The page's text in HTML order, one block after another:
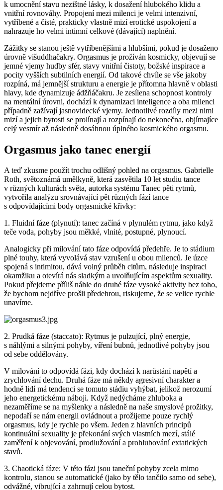
k umocnění stavu nezištné lásky, k dosažení hlubokého klidu a
vnitřní rovnováhy. Propojení mezi milenci je velmi intenzivní,
vytříbené a čisté, prakticky vlastně mizí erotické uspokojení a
nahrazuje ho velmi intimní celkové (dávající) naplnění.
Zážitky se stanou ještě vytříbenějšími a hlubšími, pokud je dosaženo
úrovně višuddhačakry. Orgasmus je prožíván kosmicky, objevují se
jemné vjemy hudby sfér, stavy vnitřní čistoty, božské inspirace a
pocity vyšších subtilních energií. Od takové chvíle se vše jakoby
rozpíná, má jemnější strukturu a energie je přítomna hlavně v oblasti
hlavy, kde dynamizuje ádžňáčakru. Je zesílena schopnost kontroly
na mentální úrovni, dochází k dynamizaci inteligence a oba milenci
případně zažívají jasnovidecké vjemy. Jednotlivé rozdíly mezi nimi
mizí a jejich bytosti se prolínají a rozpínají do nekonečna, objímajíce
celý vesmír až následně dosáhnou úplného kosmického orgasmu.
Orgasmus jako tanec energií
A teď zkusme použít trochu odlišný pohled na orgasmus. Gabrielle
Roth, světoznámá umělkyně, která zasvětila 10 let studiu tance
v různých kulturách světa, autorka systému Tanec pěti rytmů,
vytvořila analýzu srovnávající pět různých fází tance
s odpovídajícími body orgasmické křivky:
1. Fluidní fáze (plynutí): tanec začíná v plynulém rytmu, jako když
teče voda, pohyby jsou měkké, vlnité, postupné, plynoucí.
Analogicky při milování tato fáze odpovídá předehře. Je to stádium
plné touhy, která vyvolává stav vzrušení u obou milenců. Je úzce
spojená s intimitou, dává volný průběh citům, následuje inspiraci
okamžiku a otevírá nás sladkým a uvolňujícím aspektům sexuality.
Pokud přejdeme příliš náhle do druhé fáze vysoké aktivity bez toho,
že bychom nejdříve prošli předehrou, riskujeme, že se velice rychle
unavíme.
2. Prudká fáze (staccato): Rytmus je pulzující, plný energie,
s náhlými a silnými pohyby, víření bubnů, jednotlivé pohyby jsou
od sebe oddělovány.
V milování to odpovídá fázi, kdy dochází k narůstání napětí a
zrychlování dechu. Druhá fáze má někdy agresivní charakter a
hodně lidí má tendenci se tomuto stádiu vyhýbat, jelikož nerozumí
jeho energetickému náboji. Když nedýcháme zhluboka a
nezaměříme se na myšlenky a následně na naše smyslové prožitky,
nepodaří se nám energii ovládnout a prožijeme pouze rychlý
orgasmus, kdy je rychle po všem. Jeden z hlavních principů
kontinuální sexuality je překonání svých vlastních mezí, stálé
zaměření k objevování, prodlužování a prohlubování extatických
stavů.
3. Chaotická fáze: V této fázi jsou taneční pohyby zcela mimo
kontrolu, stanou se automatické (jako by tělo tančilo samo od sebe),
odvážné, vibrující a zahrnují celou bytost.